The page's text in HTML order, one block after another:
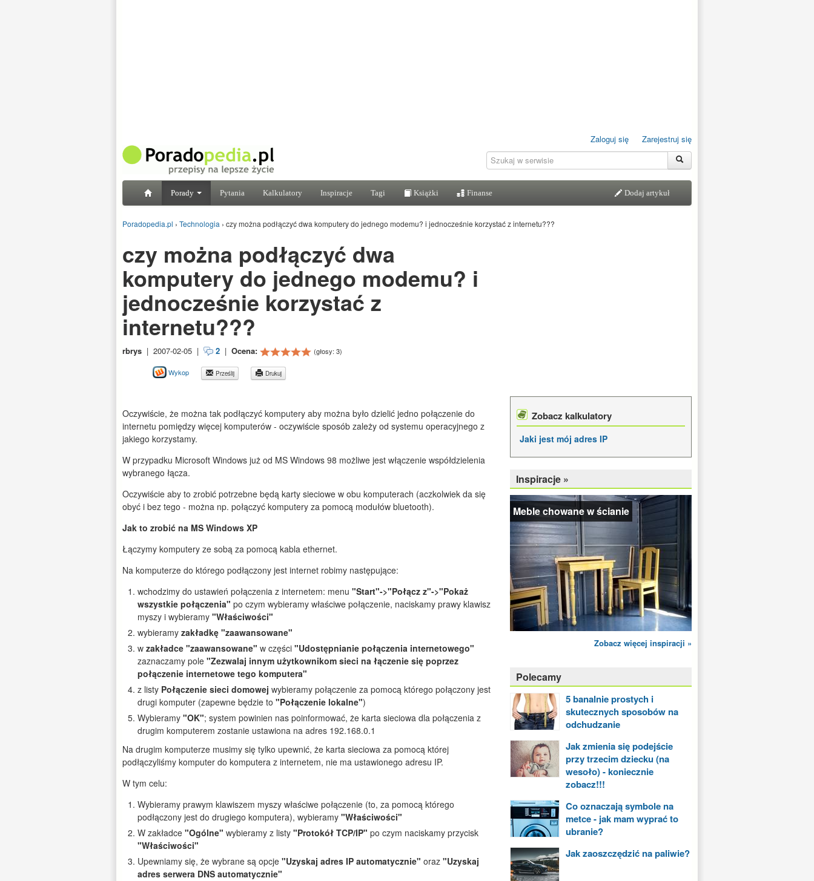
Zaloguj się Zarejestruj się
Porady Pytania Kalkulatory Inspiracje Tagi Książki Finanse Dodaj artykuł
Poradopedia.pl › Technologia › czy można podłączyć dwa komputery do jednego modemu? i jednocześnie korzystać z internetu???
czy można podłączyć dwa
komputery do jednego modemu? i
jednocześnie korzystać z
internetu???
rbrys | 2007-02-05 | 2 | Ocena: (głosy: 3)
Wykop Prześlij Drukuj
Oczywiście, że można tak podłączyć komputery aby można było dzielić jedno połączenie do
internetu pomiędzy więcej komputerów - oczywiście sposób zależy od systemu operacyjnego z
jakiego korzystamy.
W przypadku Microsoft Windows już od MS Windows 98 możliwe jest włączenie współdzielenia
wybranego łącza.
Oczywiście aby to zrobić potrzebne będą karty sieciowe w obu komputerach (aczkolwiek da się
obyć i bez tego - można np. połączyć komputery za pomocą modułów bluetooth).
Jak to zrobić na MS Windows XP
Łączymy komputery ze sobą za pomocą kabla ethernet.
Na komputerze do którego podłączony jest internet robimy następujące:
wchodzimy do ustawień połączenia z internetem: menu "Start"->"Połącz z"->"Pokaż
wszystkie połączenia" po czym wybieramy właściwe połączenie, naciskamy prawy klawisz
myszy i wybieramy "Właściwości"
wybieramy zakładkę "zaawansowane"
w zakładce "zaawansowane" w części "Udostępnianie połączenia internetowego"
zaznaczamy pole "Zezwalaj innym użytkownikom sieci na łączenie się poprzez
połączenie internetowe tego komputera"
z listy Połączenie sieci domowej wybieramy połączenie za pomocą którego połączony jest
drugi komputer (zapewne będzie to "Połączenie lokalne")
Wybieramy "OK"; system powinien nas poinformować, że karta sieciowa dla połączenia z
drugim komputerem zostanie ustawiona na adres 192.168.0.1
Na drugim komputerze musimy się tylko upewnić, że karta sieciowa za pomocą której
podłączyliśmy komputer do komputera z internetem, nie ma ustawionego adresu IP.
W tym celu:
Wybieramy prawym klawiszem myszy właściwe połączenie (to, za pomocą którego
podłączony jest do drugiego komputera), wybieramy "Właściwości"
W zakładce "Ogólne" wybieramy z listy "Protokół TCP/IP" po czym naciskamy przycisk
"Właściwości"
Upewniamy się, że wybrane są opcje "Uzyskaj adres IP automatycznie" oraz "Uzyskaj
adres serwera DNS automatycznie"
Zobacz kalkulatory
Jaki jest mój adres IP
Inspiracje »
Meble chowane w ścianie
Zobacz więcej inspiracji »
Polecamy
5 banalnie prostych i
skutecznych sposobów na
odchudzanie
Jak zmienia się podejście
przy trzecim dziecku (na
wesoło) - koniecznie
zobacz!!!
Co oznaczają symbole na
metce - jak mam wyprać to
ubranie?
Jak zaoszczędzić na paliwie?